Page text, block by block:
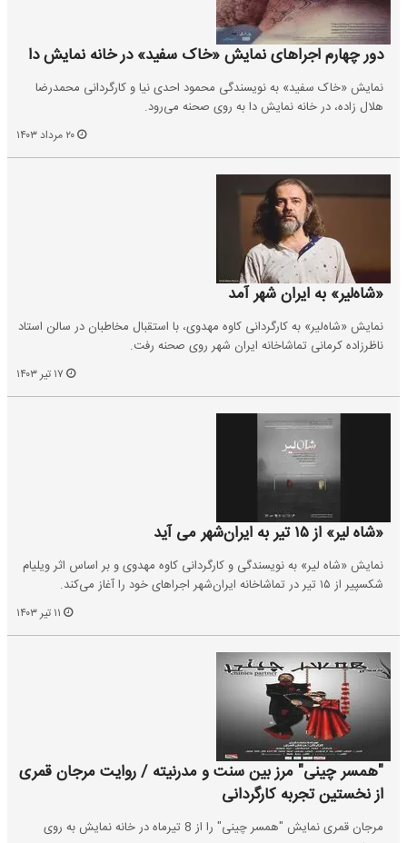
دور چهارم اجراهای نمایش «خاک سفید» در خانه نمایش دا
نمایش «خاک سفید» به نویسندگی محمود احدی نیا و کارگردانی محمدرضا
هلال زاده، در خانه نمایش دا به روی صحنه می‌رود.
«شاه‌لیر» به ایران شهر آمد
نمایش «شاه‌لیر» به کارگردانی کاوه مهدوی، با استقبال مخاطبان در سالن استاد
ناظرزاده کرمانی تماشاخانه ایران شهر روی صحنه‌ رفت.
«شاه لیر» از ۱۵ تیر به ایران‌شهر می‌ آید
نمایش «شاه لیر» به نویسندگی و کارگردانی کاوه مهدوی و بر اساس اثر ویلیام‌
شکسپیر از ۱۵ تیر در تماشاخانه‌ ایران‌شهر اجراهای خود را آغاز می‌کند.
"همسر چینی" مرز بین سنت و مدرنیته / روایت مرجان قمری
از نخستین تجربه کارگردانی
مرجان قمری نمایش "همسر چینی" را از 8 تیرماه در خانه نمایش به روی